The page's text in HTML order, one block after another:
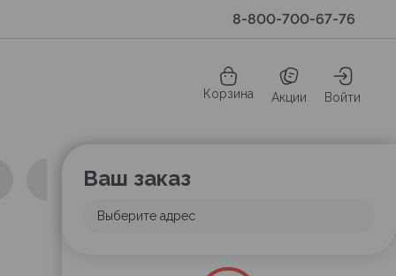
8-800-700-67-76
Корзина Акции Войти
Ваш заказ
Выберите адрес